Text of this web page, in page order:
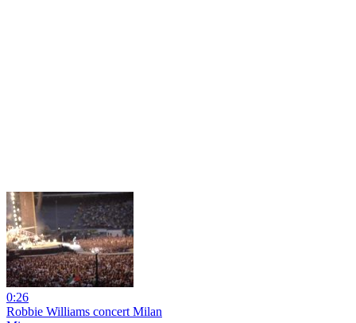
0:26
Robbie Williams concert Milan